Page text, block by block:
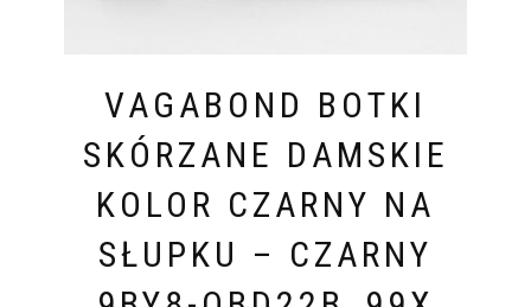
VAGABOND BOTKI
SKÓRZANE DAMSKIE
KOLOR CZARNY NA
SŁUPKU – CZARNY